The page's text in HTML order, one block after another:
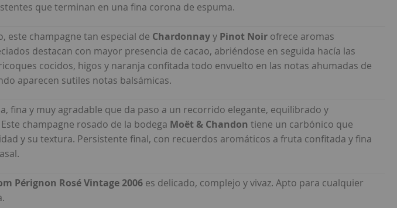
que terminan en una fina corona de espuma.
este champagne tan especial de Chardonnayy Pinot Noir ofrece aromas
destacan con mayor presencia de cacao, abriéndose en seguida hacía las
cocidos, higos y naranja confitada todo envuelto en las notas ahumadas de
aparecen sutiles notas balsámicas.
fina y muy agradable que da paso a un recorrido elegante, equilibrado y
champagne rosado de la bodega Moët & Chandon tiene un carbónico que
y su textura. Persistente final, con recuerdos aromáticos a fruta confitada y fina
Pérignon Rosé Vintage 2006 es delicado, complejo y vivaz. Apto para cualquier